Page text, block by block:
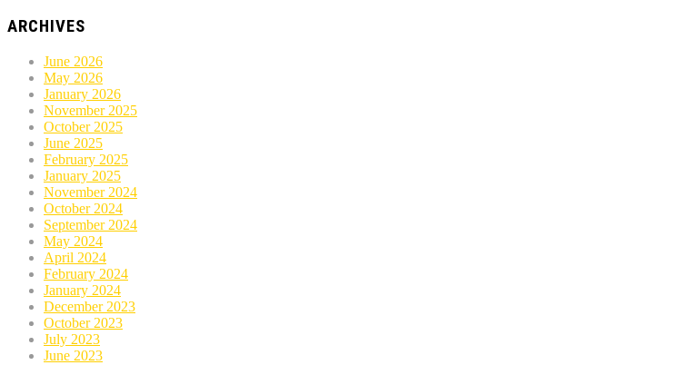
ARCHIVES
June 2026
May 2026
January 2026
November 2025
October 2025
June 2025
February 2025
January 2025
November 2024
October 2024
September 2024
May 2024
April 2024
February 2024
January 2024
December 2023
October 2023
July 2023
June 2023